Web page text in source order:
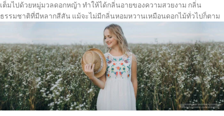
เต็มไปด้วยหมู่มวลดอกหญ้า ทำให้ได้กลิ่นอายของความสวยงาม กลิ่น
ธรรมชาติที่มีหลากสีสัน แม้จะไม่มีกลิ่นหอมหวานเหมือนดอกไม้ทั่วไปก็ตาม